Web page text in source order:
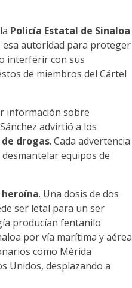
Policía Estatal de Sinaloa
esa autoridad para proteger
interferir con sus
de miembros del Cártel
información sobre
advirtió a los
drogas. Cada advertencia
equipos de
. Una dosis de dos
ser letal para un ser
producían fentanilo
por vía marítima y aérea
como Mérida
Unidos, desplazando a